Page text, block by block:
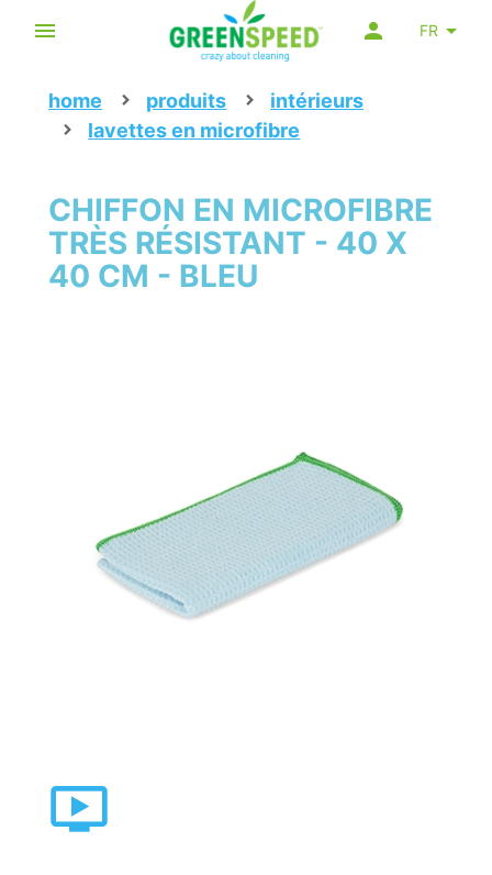
FR
home produits
intérieurs
lavettes en microfibre
CHIFFON EN MICROFIBRE
TRÈS RÉSISTANT - 40 X
40 CM - BLEU